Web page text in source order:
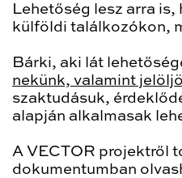
Lehetőség lesz arra
külföldi találkozókon,
Bárki, aki lát
nekünk, valamint
szaktudásuk,
alapján alkalmasak
A VECTOR projektről
dokumentumban